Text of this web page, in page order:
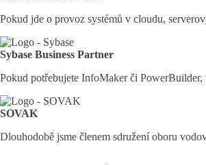
Pokud jde o provoz systémů v cloudu,
Sybase Business Partner
Pokud potřebujete InfoMaker či PowerBuilder,
SOVAK
Dlouhodobě jsme členem sdružení oboru